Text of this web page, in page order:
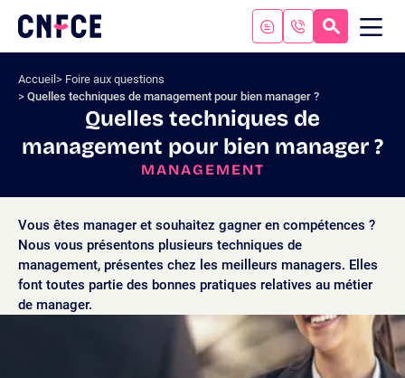
contenu
Logo
site
Accueil
Foire aux questions
Quelles techniques de management pour bien manager ?
Quelles techniques de
management pour bien manager ?
MANAGEMENT
Vous êtes manager et souhaitez gagner en compétences ?
Nous vous présentons plusieurs techniques de
management, présentes chez les meilleurs managers. Elles
font toutes partie des bonnes pratiques relatives au métier
de manager.